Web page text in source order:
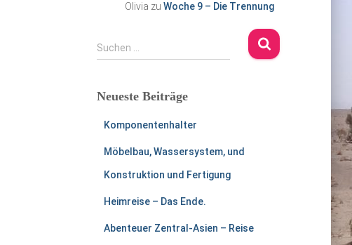
Olivia zu Woche 9 – Die Trennung
S
u
e
Suchen …
Neueste Beiträge
Komponentenhalter
Möbelbau, Wassersystem, und
Konstruktion und Fertigung
Heimreise – Das Ende.
Abenteuer Zentral-Asien – Reise